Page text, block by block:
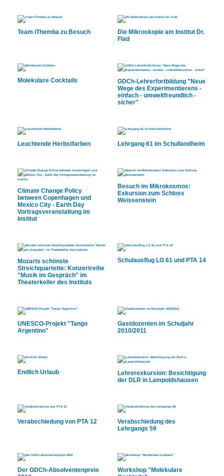
Team iThemba zu Besuch
Die Mikroskopie am Institut Dr.
Flad
Molekulare Cocktails
GDCh-Lehrerfortbildung "Neue
Wege des Experimentierens -
einfach - umweltfreundlich -
sicher"
Leuchtende Herbstfarben Lehrgang 61 im Schullandheim
Climate Change Policy
between Copenhagen und
Mexico City - Earth Day
Vortragsveranstaltung im
Institut
Besuch im Mikrokosmos:
Exkursion zum Schloss
Weissenstein
Mozarts schönste
Streichquartette: Konzertreihe
"Musik im Gespräch" im
Theaterkeller des Instituts
Schulausflug LG 61 und PTA 14
UNESCO-Projekt "Tango
Argentino"
Gastdozenten im Schuljahr
2010/2011
Endlich Urlaub
Lehrerexkursion: Besichtigung
der DLR in Lampoldshausen
Verabschiedung von PTA 12
Verabschiedung des
Lehrgangs 59
Der GDCh-Absolventenpreis
Workshop "Molekulare